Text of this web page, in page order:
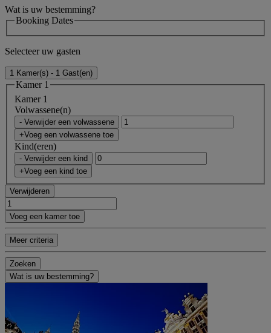
Wat is uw bestemming?
Booking Dates
Selecteer uw gasten
1 Kamer(s) - 1 Gast(en)
Kamer 1
Kamer 1
Volwassene(n)
- Verwijder een volwassene
+Voeg een volwassene toe
Kind(eren)
- Verwijder een kind
+Voeg een kind toe
Verwijderen
Voeg een kamer toe
Meer criteria
Zoeken
Wat is uw bestemming?